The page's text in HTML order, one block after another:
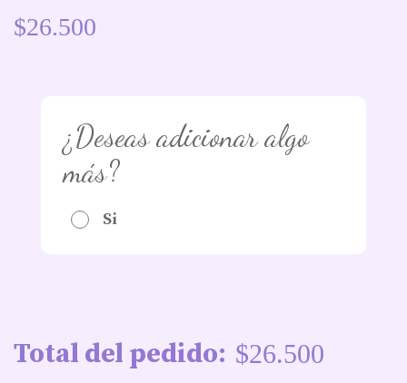
$26.500
¿Deseas adicionar algo
más?
Si
Total del pedido: $26.500